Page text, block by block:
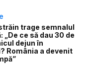
trage semnalul
„De ce să dau 30 de
dejun în
România a devenit